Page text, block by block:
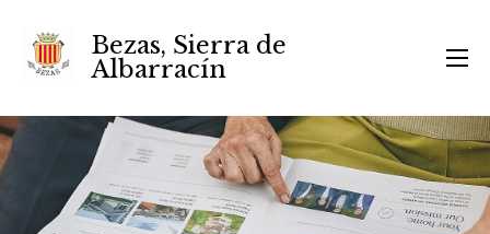
Bezas, Sierra de
Albarracín